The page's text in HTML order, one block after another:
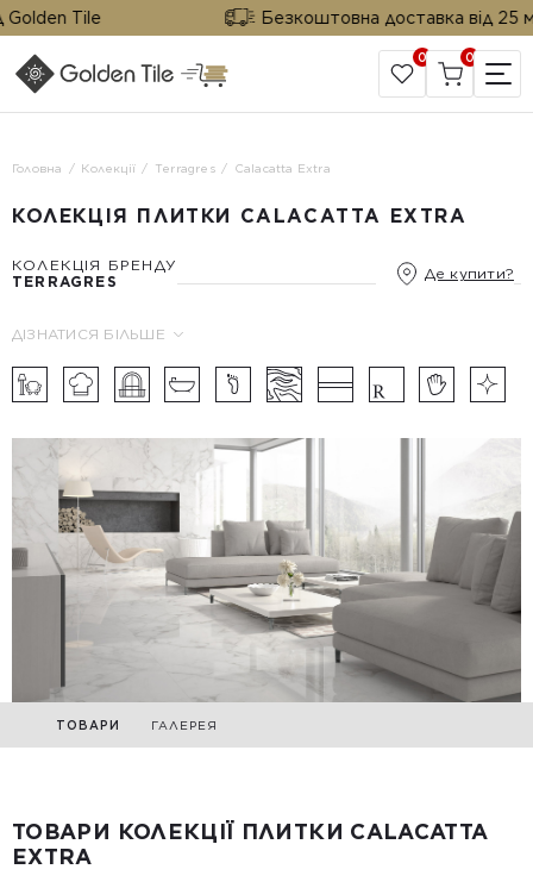
Tile Безкоштовна доставка від 25 м²
САЙТ КОМПАНІЇ
0 0
Головна Колекції Terragres Calacatta Extra
КОЛЕКЦІЯ ПЛИТКИ CALACATTA EXTRA
КОЛЕКЦІЯ БРЕНДУ
TERRAGRES
Де купити?
ДІЗНАТИСЯ БІЛЬШЕ
ТОВАРИ ГАЛЕРЕЯ
ТОВАРИ КОЛЕКЦІЇ ПЛИТКИ CALACATTA
EXTRA